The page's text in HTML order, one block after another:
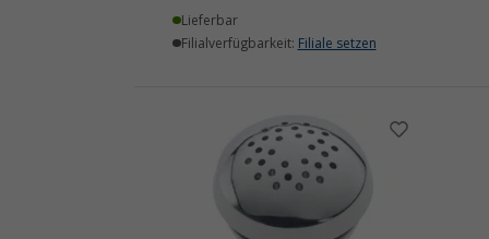
Lieferbar
Filialverfügbarkeit: Filiale setzen